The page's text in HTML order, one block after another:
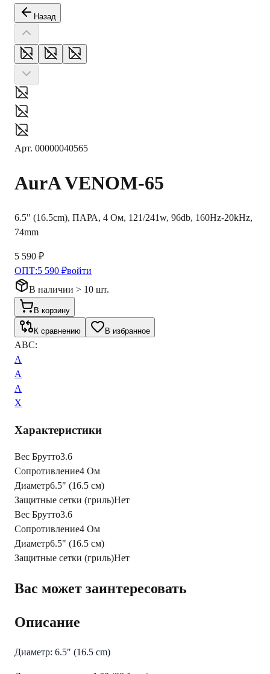
Назад
Арт. 00000040565
AurAVENOM-65
6.5" (16.5cm), ПАРА, 4 Ом, 121/241w, 96db, 160Hz-20kHz,
74mm
5 590 ₽
ОПТ:5 590 ₽войти
В наличии > 10 шт.
В корзину
К сравнению В избранное
ABC:
A
A
A
X
Характеристики
Вес Брутто3.6
Сопротивление4 Ом
Диаметр6.5" (16.5 см)
Защитные сетки (гриль)Нет
Вес Брутто3.6
Сопротивление4 Ом
Диаметр6.5" (16.5 см)
Защитные сетки (гриль)Нет
Вас может заинтересовать
Описание
Диаметр: 6.5″ (16.5 cm)